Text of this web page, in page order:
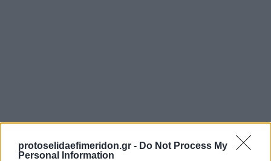
protoselidaefimeridon.gr - Do Not Process My
Personal Information